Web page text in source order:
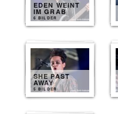
EDEN WEINT
IM GRAB
6 BILDER
SHE PAST
AWAY
5 BILDER